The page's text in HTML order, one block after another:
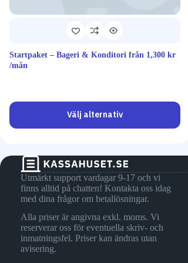
Startpaket – Bageri & Konditori från 1,300 kr
/mån
Välj alternativ
Utmärkt support vardagar 9-17 och vi
finns alltid på chatten! Kontakta oss idag
med dina frågor om betallösningar.
Alla priser är angivna exkl. moms. Vi
reserverar oss för eventuella skriv- och
inmatningsfel. Priser kan ändras utan
avisering.